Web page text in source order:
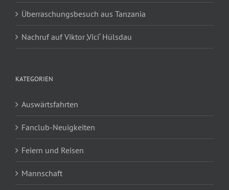
Überraschungsbesuch aus Tanzania
Nachruf auf Viktor ‚Vici‘ Hülsdau
KATEGORIEN
Auswärtsfahrten
Fanclub-Neuigkeiten
Feiern und Reisen
Mannschaft